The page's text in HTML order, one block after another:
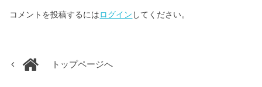
コメントを投稿するにはログイン してください。
トップページへ